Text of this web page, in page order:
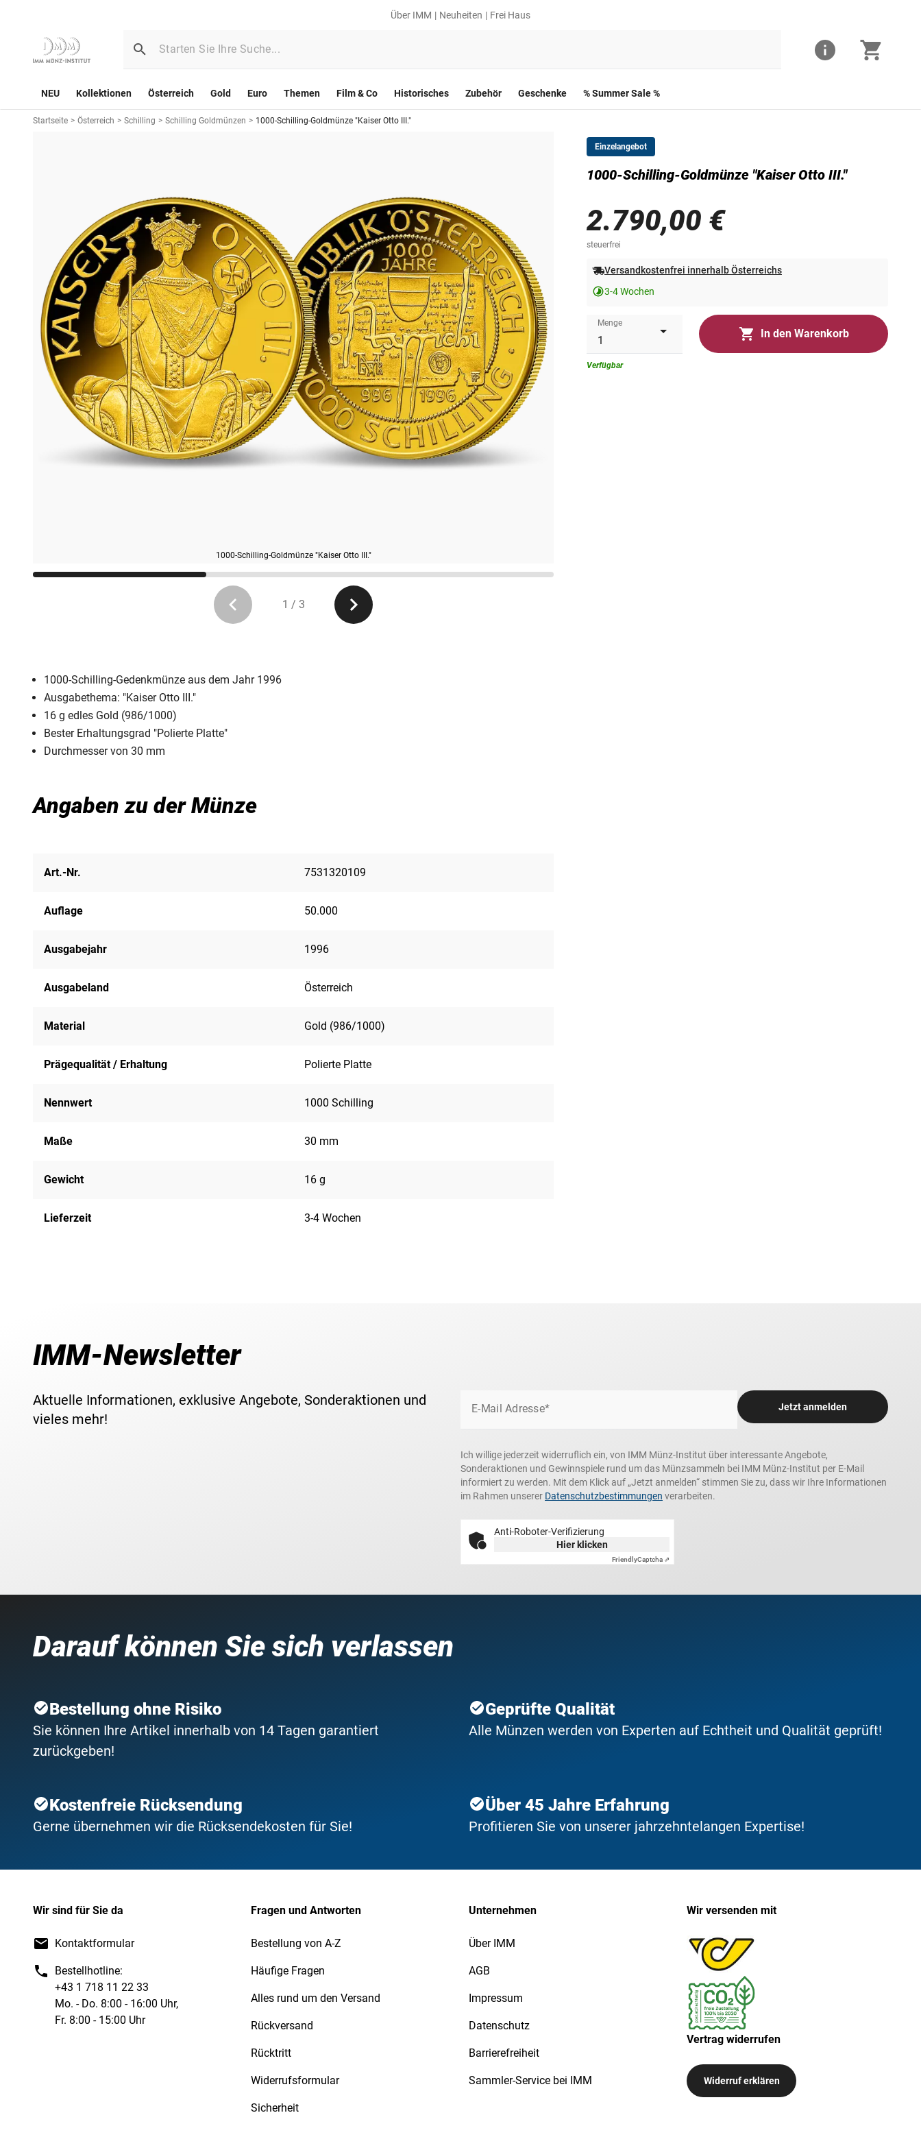
Über IMM Neuheiten Frei Haus
NEU Kollektionen Österreich Gold Euro Themen Film & Co Historisches Zubehör Geschenke % Summer Sale %
Startseite > Österreich > Schilling > Schilling Goldmünzen > 1000-Schilling-Goldmünze "Kaiser Otto III."
1000-Schilling-Goldmünze "Kaiser Otto III."
Die Vorderseite der 1000-Schilling-Goldmünze
1 / 3
Einzelangebot
1000-Schilling-Goldmünze "Kaiser Otto III."
2.790,00 €
steuerfrei
Versandkostenfrei innerhalb Österreichs
3-4 Wochen
Menge
In den Warenkorb
Verfügbar
1000-Schilling-Gedenkmünze aus dem Jahr 1996
Ausgabethema: "Kaiser Otto III."
16 g edles Gold (986/1000)
Bester Erhaltungsgrad "Polierte Platte"
Durchmesser von 30 mm
Angaben zu der Münze
Art.-Nr. 7531320109
Auflage 50.000
Ausgabejahr 1996
Ausgabeland Österreich
Material Gold (986/1000)
Prägequalität / Erhaltung Polierte Platte
Nennwert 1000 Schilling
Maße 30 mm
Gewicht 16 g
Lieferzeit 3-4 Wochen
IMM-Newsletter
Aktuelle Informationen, exklusive Angebote, Sonderaktionen und
vieles mehr!
E-Mail Adresse* Jetzt anmelden
Ich willige jederzeit widerruflich ein, von IMM Münz-Institut über interessante Angebote,
Sonderaktionen und Gewinnspiele rund um das Münzsammeln bei IMM Münz-Institut per E-Mail
informiert zu werden. Mit dem Klick auf „Jetzt anmelden“ stimmen Sie zu, dass wir Ihre Informationen
im Rahmen unserer Datenschutzbestimmungen verarbeiten.
Anti-Roboter-Verifizierung
Hier klicken
FriendlyCaptcha ⇗
Darauf können Sie sich verlassen
Bestellung ohne Risiko
Sie können Ihre Artikel innerhalb von 14 Tagen garantiert
zurückgeben!
Geprüfte Qualität
Alle Münzen werden von Experten auf Echtheit und Qualität geprüft!
Kostenfreie Rücksendung
Gerne übernehmen wir die Rücksendekosten für Sie!
Über 45 Jahre Erfahrung
Profitieren Sie von unserer jahrzehntelangen Expertise!
Wir sind für Sie da
Kontaktformular
Bestellhotline:
+43 1 718 11 22 33
Mo. - Do. 8:00 - 16:00 Uhr,
Fr. 8:00 - 15:00 Uhr
Fragen und Antworten
Bestellung von A-Z
Häufige Fragen
Alles rund um den Versand
Rückversand
Rücktritt
Widerrufsformular
Sicherheit
Unternehmen
Über IMM
AGB
Impressum
Datenschutz
Barrierefreiheit
Sammler-Service bei IMM
Wir versenden mit
Vertrag widerrufen
Widerruf erklären